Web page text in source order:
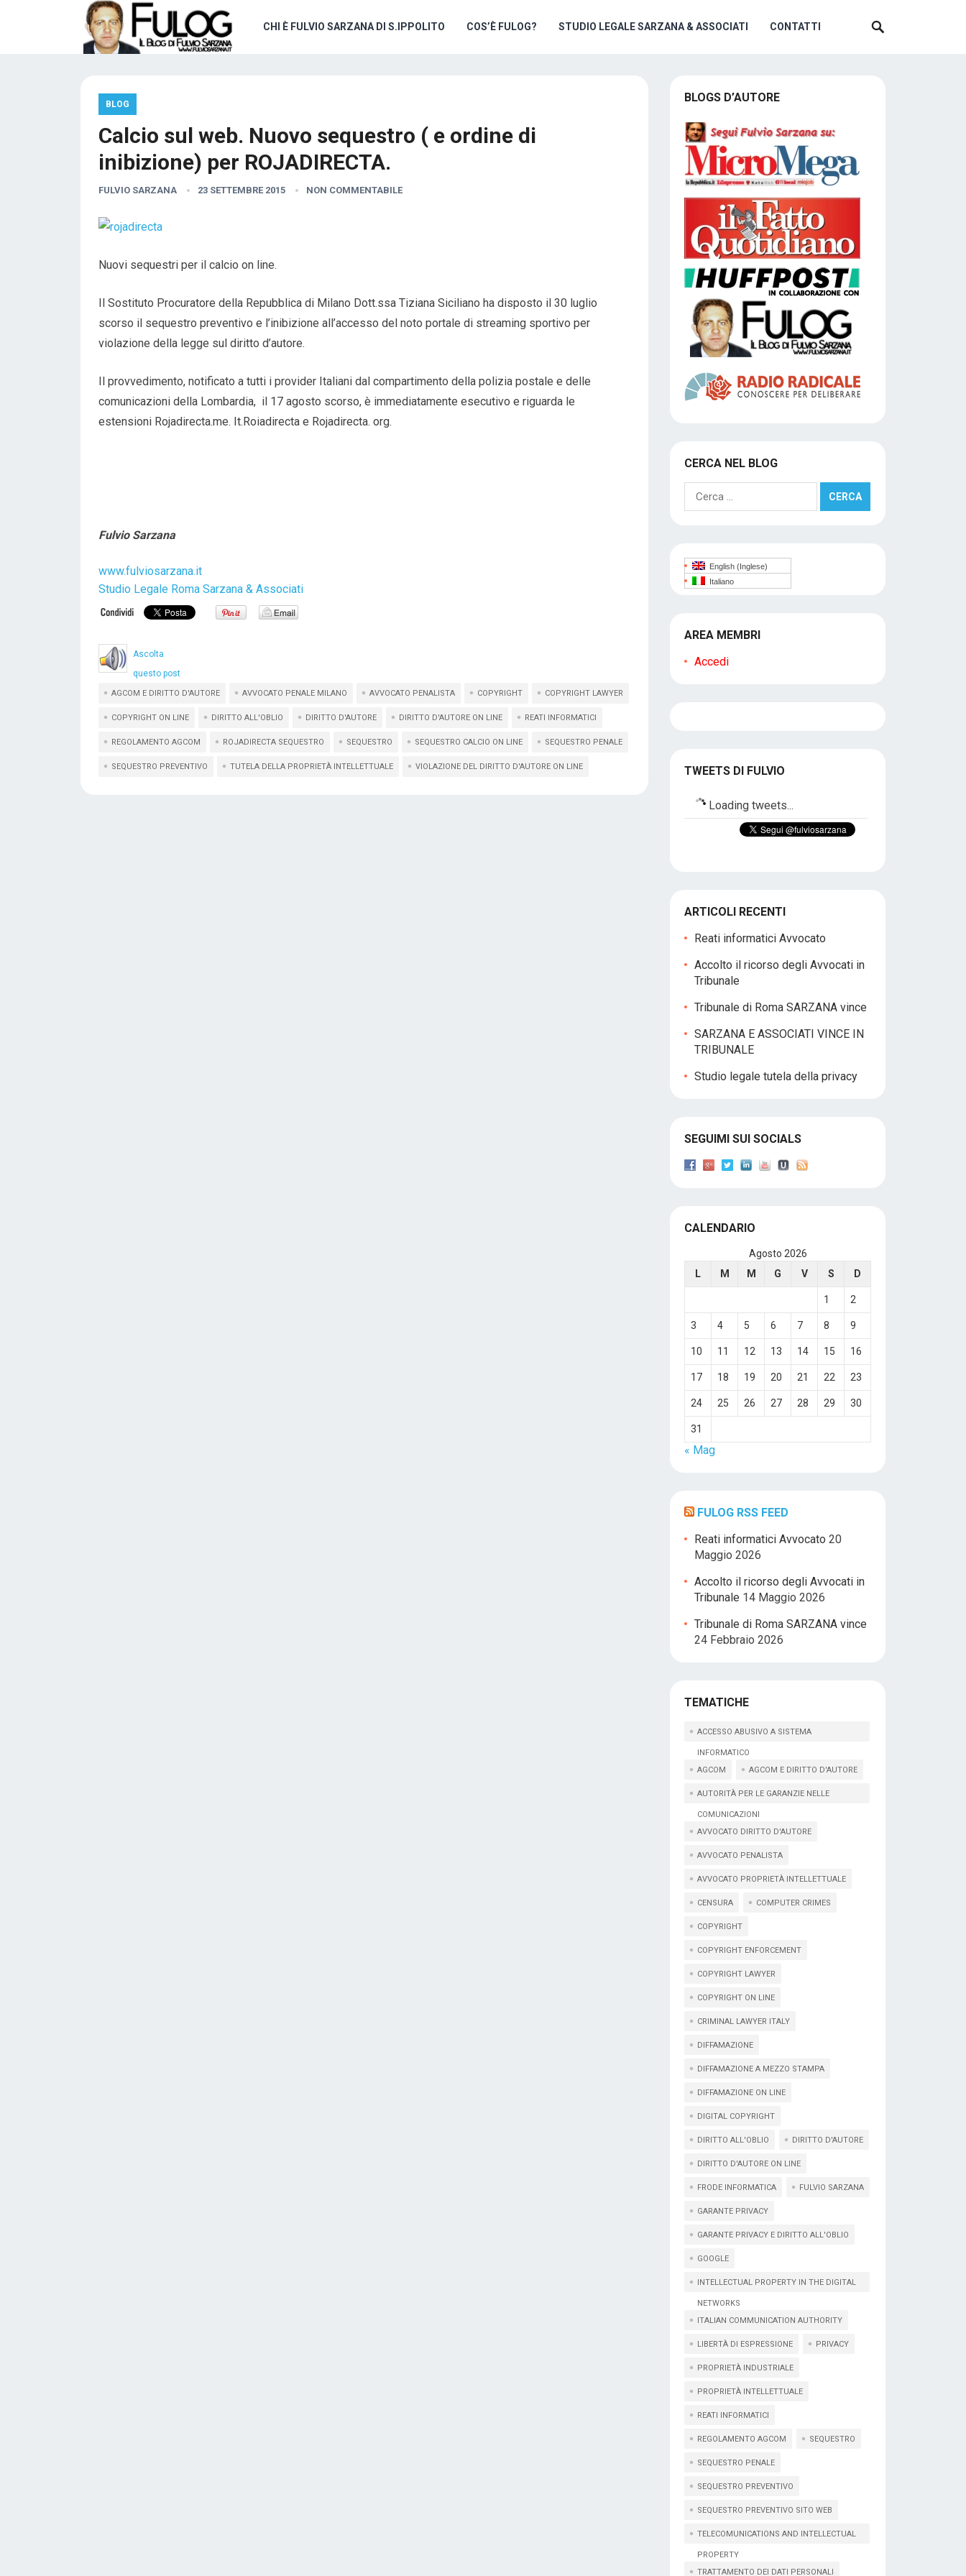
CHI È FULVIO SARZANA DI S.IPPOLITO COS’È FULOG? STUDIO LEGALE SARZANA & ASSOCIATI CONTATTI
BLOG
Calcio sul web. Nuovo sequestro ( e ordine di
inibizione) per ROJADIRECTA.
FULVIO SARZANA 23 SETTEMBRE 2015 NON COMMENTABILE
Nuovi sequestri per il calcio on line.
Il Sostituto Procuratore della Repubblica di Milano Dott.ssa Tiziana Siciliano ha disposto il 30 luglio
scorso il sequestro preventivo e l’inibizione all’accesso del noto portale di streaming sportivo per
violazione della legge sul diritto d’autore.
Il provvedimento, notificato a tutti i provider Italiani dal compartimento della polizia postale e delle
comunicazioni della Lombardia, il 17 agosto scorso, è immediatamente esecutivo e riguarda le
estensioni Rojadirecta.me. It.Roiadirecta e Rojadirecta. org.
Fulvio Sarzana
www.fulviosarzana.it
Studio Legale Roma Sarzana & Associati
Ascolta
questo post
AGCOM E DIRITTO D'AUTORE AVVOCATO PENALE MILANO AVVOCATO PENALISTA COPYRIGHT COPYRIGHT LAWYER
COPYRIGHT ON LINE DIRITTO ALL'OBLIO DIRITTO D'AUTORE DIRITTO D'AUTORE ON LINE REATI INFORMATICI
REGOLAMENTO AGCOM ROJADIRECTA SEQUESTRO SEQUESTRO SEQUESTRO CALCIO ON LINE SEQUESTRO PENALE
SEQUESTRO PREVENTIVO TUTELA DELLA PROPRIETÀ INTELLETTUALE VIOLAZIONE DEL DIRITTO D'AUTORE ON LINE
BLOGS D’AUTORE
CERCA NEL BLOG
Ricerca
per:
English (Inglese)
Italiano
AREA MEMBRI
Accedi
TWEETS DI FULVIO
Loading tweets...
ARTICOLI RECENTI
Reati informatici Avvocato
Accolto il ricorso degli Avvocati in
Tribunale
Tribunale di Roma SARZANA vince
SARZANA E ASSOCIATI VINCE IN
TRIBUNALE
Studio legale tutela della privacy
SEGUIMI SUI SOCIALS
CALENDARIO
Agosto 2026
L
M M G V S D
1 2
3 4 5 6 7 8 9
10 11 12 13 14 15 16
17 18 19 20 21 22 23
24 25 26 27 28 29 30
31
« Mag
FULOG RSS FEED
Reati informatici Avvocato 20
Maggio 2026
Accolto il ricorso degli Avvocati in
Tribunale 14 Maggio 2026
Tribunale di Roma SARZANA vince
24 Febbraio 2026
TEMATICHE
ACCESSO ABUSIVO A SISTEMA
INFORMATICO
AGCOM
AGCOM E DIRITTO D'AUTORE
AUTORITÀ PER LE GARANZIE NELLE
COMUNICAZIONI
AVVOCATO DIRITTO D'AUTORE
AVVOCATO PENALISTA
AVVOCATO PROPRIETÀ INTELLETTUALE
CENSURA COMPUTER CRIMES
COPYRIGHT
COPYRIGHT ENFORCEMENT
COPYRIGHT LAWYER
COPYRIGHT ON LINE
CRIMINAL LAWYER ITALY
DIFFAMAZIONE
DIFFAMAZIONE A MEZZO STAMPA
DIFFAMAZIONE ON LINE
DIGITAL COPYRIGHT
DIRITTO ALL'OBLIO DIRITTO D'AUTORE
DIRITTO D'AUTORE ON LINE
FRODE INFORMATICA FULVIO SARZANA
GARANTE PRIVACY
GARANTE PRIVACY E DIRITTO ALL'OBLIO
GOOGLE
INTELLECTUAL PROPERTY IN THE DIGITAL
NETWORKS
ITALIAN COMMUNICATION AUTHORITY
LIBERTÀ DI ESPRESSIONE PRIVACY
PROPRIETÀ INDUSTRIALE
PROPRIETÀ INTELLETTUALE
REATI INFORMATICI
REGOLAMENTO AGCOM SEQUESTRO
SEQUESTRO PENALE
SEQUESTRO PREVENTIVO
SEQUESTRO PREVENTIVO SITO WEB
TELECOMUNICATIONS AND INTELLECTUAL
PROPERTY
TRATTAMENTO DEI DATI PERSONALI